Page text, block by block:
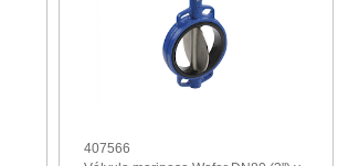
407566